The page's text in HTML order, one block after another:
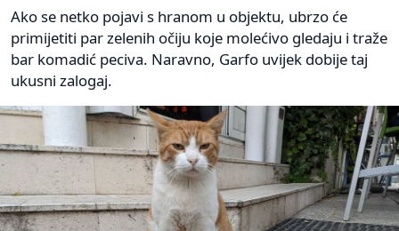
Ako se netko pojavi s hranom u objektu, ubrzo će
primijetiti par zelenih očiju koje molećivo gledaju i traže
bar komadić peciva. Naravno, Garfo uvijek dobije taj
ukusni zalogaj.